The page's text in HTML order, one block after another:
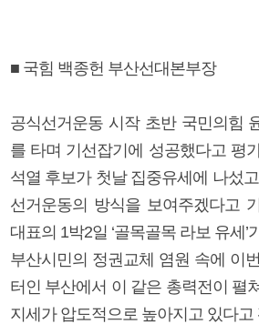
■ 국힘 백종헌 부산선대본부장
공식선거운동 시작 초반 국민의힘
를 타며 기선잡기에 성공했다고 평
석열 후보가 첫날 집중유세에 나섰
선거운동의 방식을 보여주겠다고
대표의 1박2일 ‘골목골목 라보 유세
부산시민의 정권교체 염원 속에 이
터인 부산에서 이 같은 총력전이 펼
지세가 압도적으로 높아지고 있다고